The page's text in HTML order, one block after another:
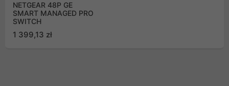
NETGEAR 48P GE
SMART MANAGED PRO
SWITCH
1 399,13 zł